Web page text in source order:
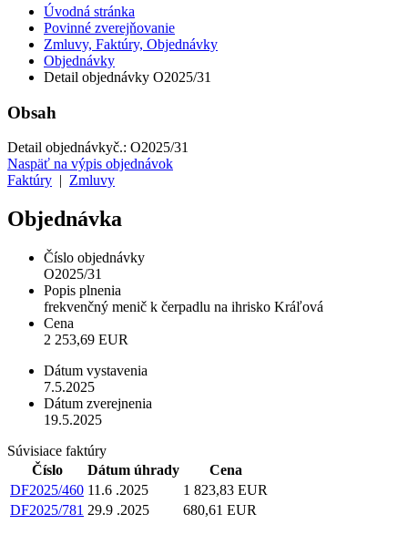
Úvodná stránka
Povinné zverejňovanie
Zmluvy, Faktúry, Objednávky
Objednávky
Detail objednávky O2025/31
Obsah
Detail objednávkyč.: O2025/31
Naspäť na výpis objednávok
Faktúry
Zmluvy
Objednávka
Číslo objednávky
O2025/31
Popis plnenia
frekvenčný menič k čerpadlu na ihrisko Kráľová
Cena
2 253,69 EUR
Dátum vystavenia
7.5.2025
Dátum zverejnenia
19.5.2025
Súvisiace faktúry
Číslo
Dátum úhrady
Cena
DF2025/460 11.6 .2025
1 823,83 EUR
DF2025/781 29.9 .2025 680,61 EUR